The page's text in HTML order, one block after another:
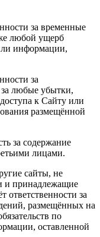
за временные
любой ущерб
информации,
за
за любые убытки,
к Сайту или
размещённой
за содержание
лицами.
сайты, не
и принадлежащие
ответственности за
размещённых на
по
оставленной